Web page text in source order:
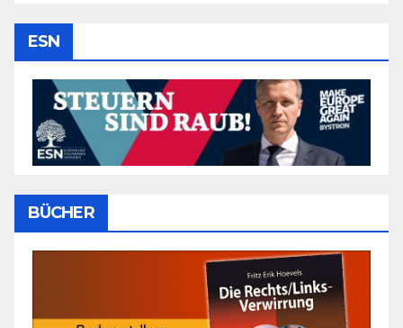
ESN
BÜCHER